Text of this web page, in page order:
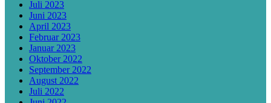
Juli 2023
Juni 2023
April 2023
Februar 2023
Januar 2023
Oktober 2022
September 2022
August 2022
Juli 2022